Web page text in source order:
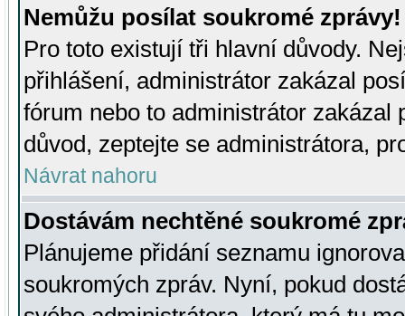
Nemůžu posílat soukromé zprávy!
Pro toto existují tři hlavní důvody.
přihlášení, administrátor zakázal
fórum nebo to administrátor zakázal
důvod, zeptejte se administrátora,
Návrat nahoru
Dostávám nechtěné soukromé
Plánujeme přidání seznamu
soukromých zpráv. Nyní, pokud